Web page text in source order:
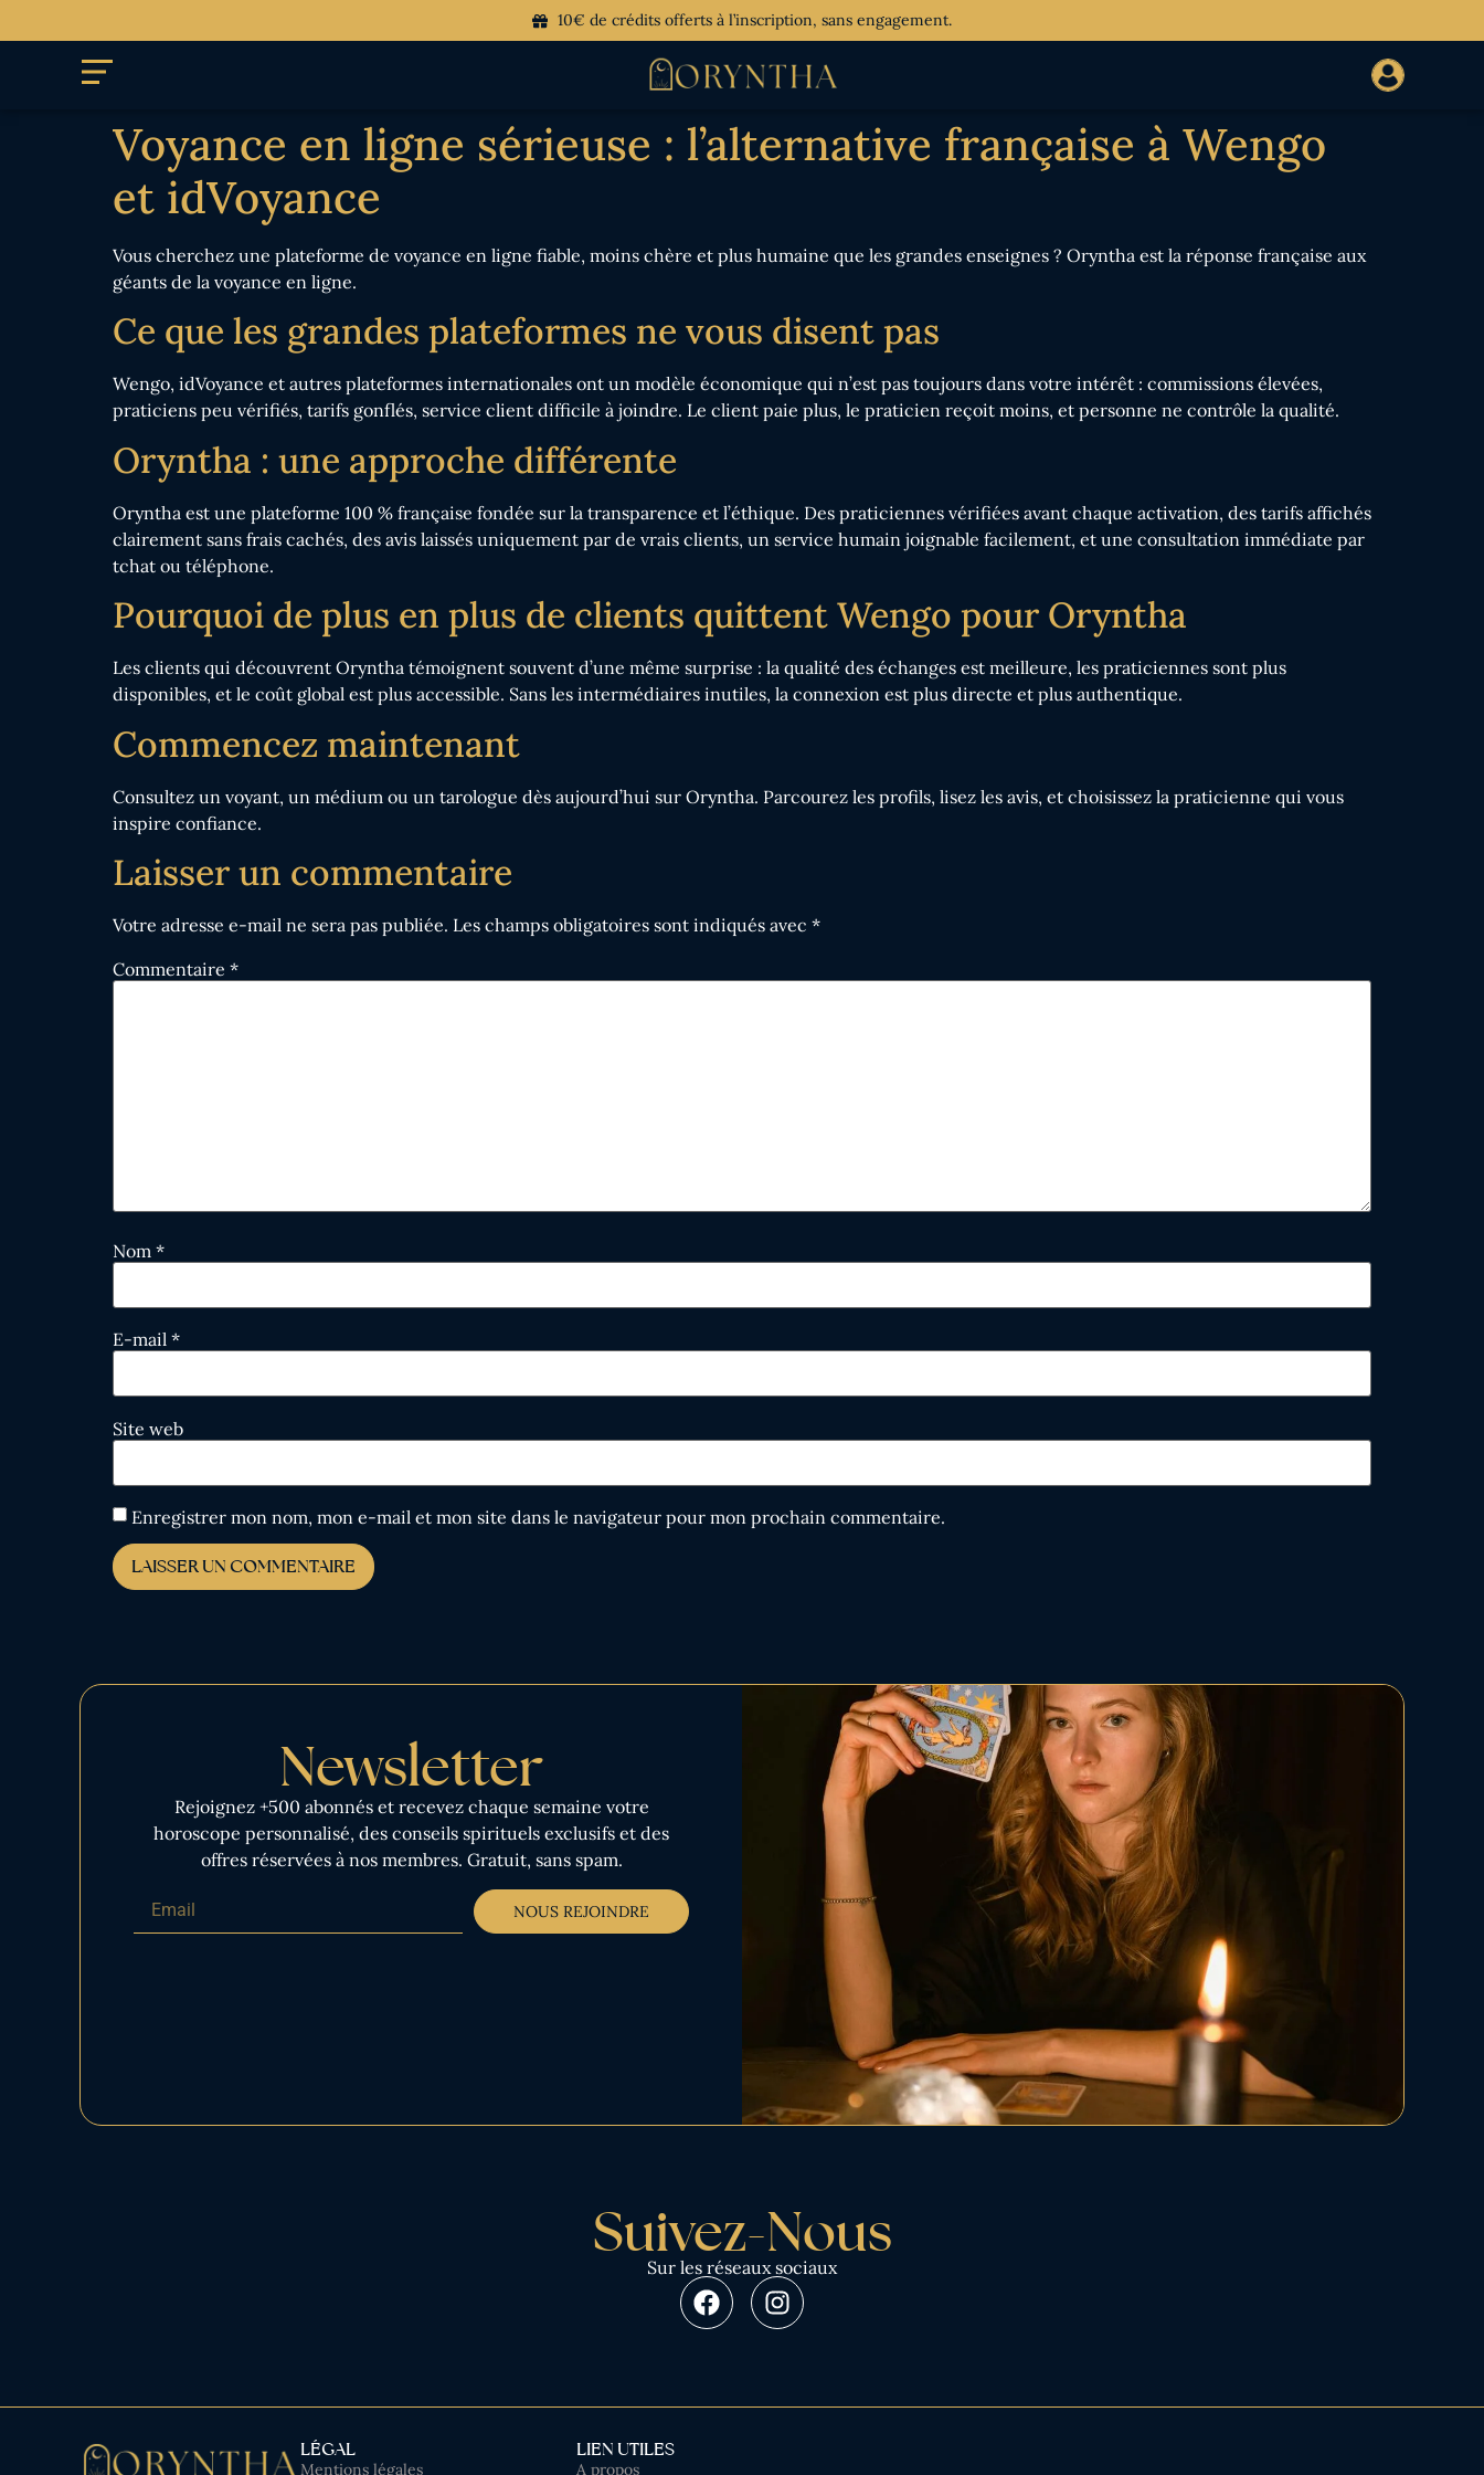
10€ de crédits offerts à l’inscription, sans engagement.
Voyance en ligne sérieuse : l’alternative française à Wengo
et idVoyance
Vous cherchez une plateforme de voyance en ligne fiable, moins chère et plus humaine que les grandes enseignes ? Oryntha est la réponse française aux
géants de la voyance en ligne.
Ce que les grandes plateformes ne vous disent pas
Wengo, idVoyance et autres plateformes internationales ont un modèle économique qui n’est pas toujours dans votre intérêt : commissions élevées,
praticiens peu vérifiés, tarifs gonflés, service client difficile à joindre. Le client paie plus, le praticien reçoit moins, et personne ne contrôle la qualité.
Oryntha : une approche différente
Oryntha est une plateforme 100 % française fondée sur la transparence et l’éthique. Des praticiennes vérifiées avant chaque activation, des tarifs affichés
clairement sans frais cachés, des avis laissés uniquement par de vrais clients, un service humain joignable facilement, et une consultation immédiate par
tchat ou téléphone.
Pourquoi de plus en plus de clients quittent Wengo pour Oryntha
Les clients qui découvrent Oryntha témoignent souvent d’une même surprise : la qualité des échanges est meilleure, les praticiennes sont plus
disponibles, et le coût global est plus accessible. Sans les intermédiaires inutiles, la connexion est plus directe et plus authentique.
Commencez maintenant
Consultez un voyant, un médium ou un tarologue dès aujourd’hui sur Oryntha. Parcourez les profils, lisez les avis, et choisissez la praticienne qui vous
inspire confiance.
Laisser un commentaire
Votre adresse e-mail ne sera pas publiée. Les champs obligatoires sont indiqués avec *
Commentaire *
Nom *
E-mail *
Site web
Enregistrer mon nom, mon e-mail et mon site dans le navigateur pour mon prochain commentaire.
Newsletter
Rejoignez +500 abonnés et recevez chaque semaine votre
horoscope personnalisé, des conseils spirituels exclusifs et des
offres réservées à nos membres. Gratuit, sans spam.
NOUS REJOINDRE
Suivez-Nous
Sur les réseaux sociaux
LÉGAL
Mentions légales
LIEN UTILES
A propos